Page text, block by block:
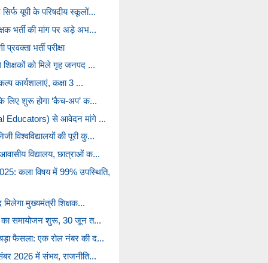
यूपी के परिषदीय स्कूलों...
भर्ती की मांग पर अड़े अभ...
भर्ती परीक्षा
शिक्षकों को मिले गृह जनपद ...
कार्यशालाएं, कक्षा 3 ...
लिए शुरू होगा ‘कैच-अप’ क...
Educators) से आवेदन मांगे ...
विश्वविद्यालयों की पूरी कु...
विद्यालय, छात्राओं क...
कला विषय में 99% उपस्थिति,
मुख्यमंत्री शिक्षक...
का समायोजन शुरू, 30 जून त...
फैसला: एक रोल नंबर की द...
2026 में संभव, राजनीति...